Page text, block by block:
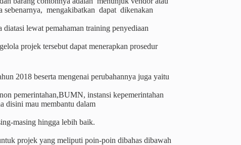
sebenarnya, mengakibatkan dapat dikenakan
lewat pemahaman training penyediaan
projek tersebut dapat menerapkan prosedur
2018 beserta mengenai perubahannya juga yaitu
pemerintahan,BUMN, instansi kepemerintahan
disini mau membantu dalam
masing hingga lebih baik.
projek yang meliputi poin-poin dibahas dibawah